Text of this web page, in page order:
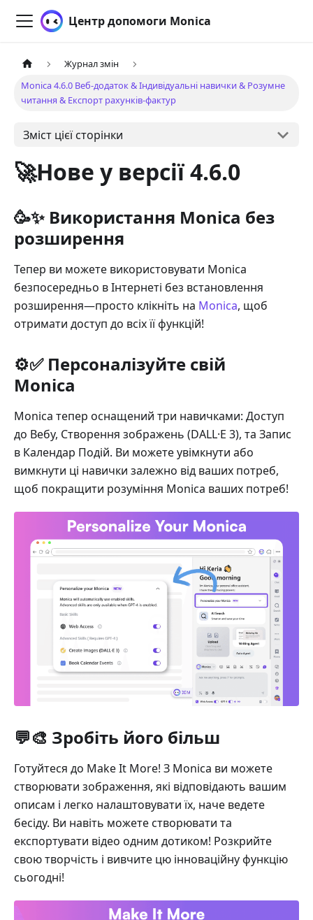
Центр допомоги Monica
Журнал змін
Monica 4.6.0 Веб-додаток & Індивідуальні навички & Розумне
читання & Експорт рахунків-фактур
Зміст цієї сторінки
🚀Нове у версії 4.6.0
🥳✨ Використання Monica без
розширення
Тепер ви можете використовувати Monica
безпосередньо в Інтернеті без встановлення
розширення—просто клікніть на Monica, щоб
отримати доступ до всіх її функцій!
⚙️✅ Персоналізуйте свій
Monica
Monica тепер оснащений три навичками: Доступ
до Вебу, Створення зображень (DALL·E 3), та Запис
в Календар Подій. Ви можете увімкнути або
вимкнути ці навички залежно від ваших потреб,
щоб покращити розуміння Monica ваших потреб!
💬🎨 Зробіть його більш
Готуйтеся до Make It More! З Monica ви можете
створювати зображення, які відповідають вашим
описам і легко налаштовувати їх, наче ведете
бесіду. Ви навіть можете створювати та
експортувати відео одним дотиком! Розкрийте
свою творчість і вивчите цю інноваційну функцію
сьогодні!